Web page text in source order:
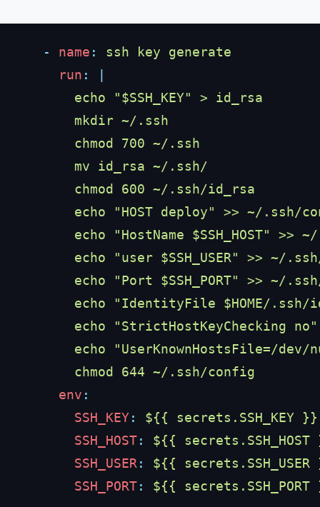
    -
name :
      run
:
      env
        SSH_KEY
:
        SSH_HOST
:
        SSH_USER
:
        SSH_PORT
: